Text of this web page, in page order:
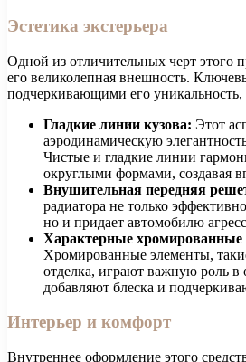
Эстетика экстерьера
Одной из отличительных черт этого
его великолепная внешность.
подчеркивающими его уникальность,
Гладкие линии кузова: Этот
аэродинамическую
Чистые и гладкие линии
округлыми формами, создавая
Внушительная передняя
радиатора не только
но и придает автомобилю
Характерные хромированные
Хромированные элементы,
отделка, играют важную роль
добавляют блеска и
Интерьер и комфорт
Внутреннее оформление этого